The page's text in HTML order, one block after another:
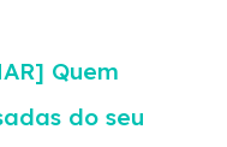
Quem
do seu